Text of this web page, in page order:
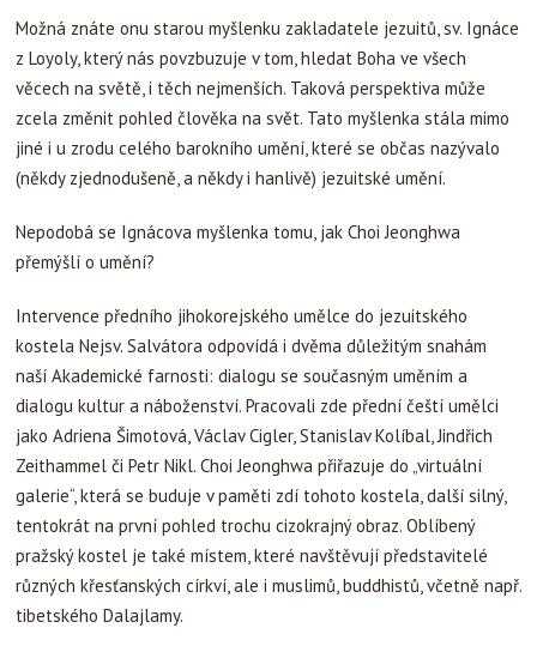
Možná znáte onu starou myšlenku zakladatele jezuitů, sv. Ignáce
z Loyoly, který nás povzbuzuje v tom, hledat Boha ve všech
věcech na světě, i těch nejmenších. Taková perspektiva může
zcela změnit pohled člověka na svět. Tato myšlenka stála mimo
jiné i u zrodu celého barokního umění, které se občas nazývalo
(někdy zjednodušeně, a někdy i hanlivě) jezuitské umění.
Nepodobá se Ignácova myšlenka tomu, jak Choi Jeonghwa
přemýšlí o umění?
Intervence předního jihokorejského umělce do jezuitského
kostela Nejsv. Salvátora odpovídá i dvěma důležitým snahám
naší Akademické farnosti: dialogu se současným uměním a
dialogu kultur a náboženství. Pracovali zde přední čeští umělci
jako Adriena Šimotová, Václav Cigler, Stanislav Kolíbal, Jindřich
Zeithammel či Petr Nikl. Choi Jeonghwa přiřazuje do „virtuální
galerie“, která se buduje v paměti zdí tohoto kostela, další silný,
tentokrát na první pohled trochu cizokrajný obraz. Oblíbený
pražský kostel je také místem, které navštěvují představitelé
různých křesťanských církví, ale i muslimů, buddhistů, včetně např.
tibetského Dalajlamy.